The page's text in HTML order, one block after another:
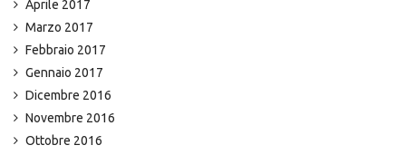
Aprile 2017
Marzo 2017
Febbraio 2017
Gennaio 2017
Dicembre 2016
Novembre 2016
Ottobre 2016